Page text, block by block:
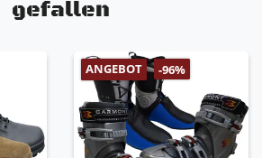
gefallen
ANGEBOT -96%